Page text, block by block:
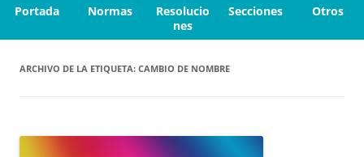
Portada Normas
Resolucio
nes
Secciones Otros
ARCHIVO DE LA ETIQUETA: CAMBIO DE NOMBRE